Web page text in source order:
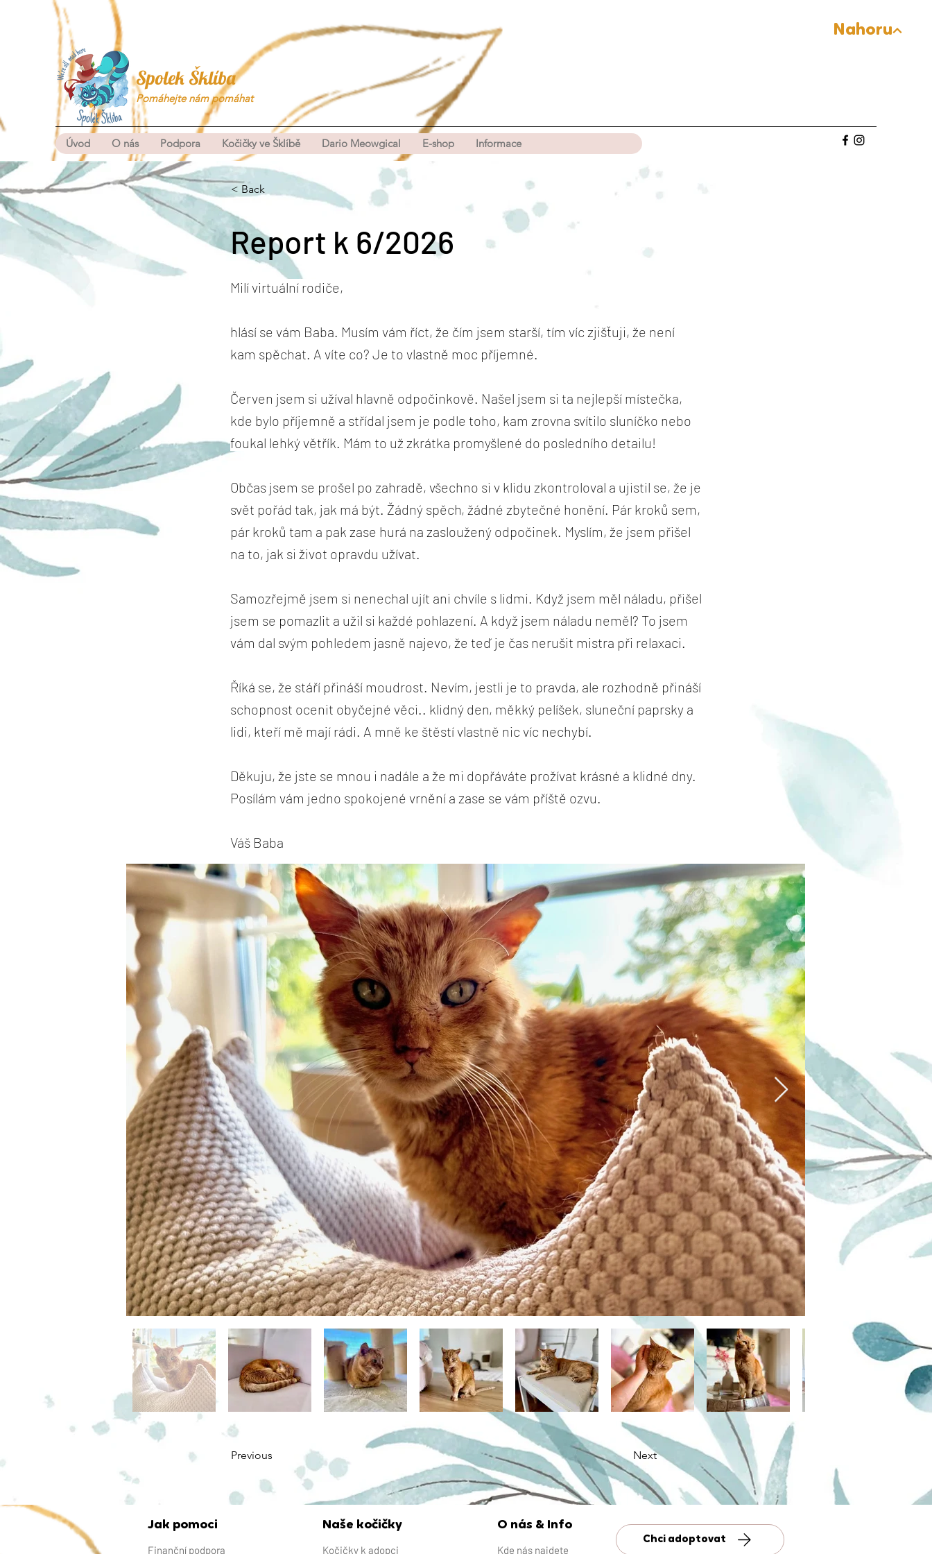
Nahoru
Spolek Šklíba
Pomáhejte nám pomáhat
Úvod O nás Podpora Kočičky ve Šklíbě Dario Meowgical E-shop Informace
< Back
Report k 6/2026
Milí virtuální rodiče,
hlásí se vám Baba. Musím vám říct, že čím jsem starší, tím víc zjišťuji, že není
kam spěchat. A víte co? Je to vlastně moc příjemné.
Červen jsem si užíval hlavně odpočinkově. Našel jsem si ta nejlepší místečka,
kde bylo příjemně a střídal jsem je podle toho, kam zrovna svítilo sluníčko nebo
foukal lehký větřík. Mám to už zkrátka promyšlené do posledního detailu!
Občas jsem se prošel po zahradě, všechno si v klidu zkontroloval a ujistil se, že je
svět pořád tak, jak má být. Žádný spěch, žádné zbytečné honění. Pár kroků sem,
pár kroků tam a pak zase hurá na zasloužený odpočinek. Myslím, že jsem přišel
na to, jak si život opravdu užívat.
Samozřejmě jsem si nenechal ujít ani chvíle s lidmi. Když jsem měl náladu, přišel
jsem se pomazlit a užil si každé pohlazení. A když jsem náladu neměl? To jsem
vám dal svým pohledem jasně najevo, že teď je čas nerušit mistra při relaxaci.
Říká se, že stáří přináší moudrost. Nevím, jestli je to pravda, ale rozhodně přináší
schopnost ocenit obyčejné věci.. klidný den, měkký pelíšek, sluneční paprsky a
lidi, kteří mě mají rádi. A mně ke štěstí vlastně nic víc nechybí.
Děkuju, že jste se mnou i nadále a že mi dopřáváte prožívat krásné a klidné dny.
Posílám vám jedno spokojené vrnění a zase se vám příště ozvu.
Váš Baba
Previous Next
Jak pomoci
Finanční podpora
Naše kočičky
Kočičky k adopci
O nás & Info
Kde nás najdete
Chci adoptovat